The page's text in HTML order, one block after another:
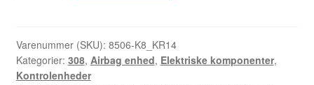
9665100080
6546G6
antal
Varenummer (SKU): 8506-K8_KR14
Kategorier: 308, Airbag enhed, Elektriske komponenter,
Kontrolenheder